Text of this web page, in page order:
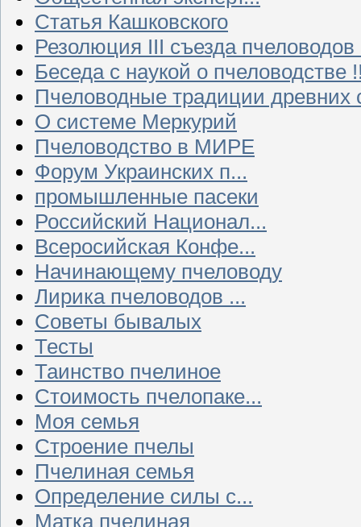
Статья Кашковского
Резолюция III съезда
Беседа с наукой о пчеловодстве
Пчеловодные традиции древних
О системе Меркурий
Пчеловодство в МИРЕ
Форум Украинских п...
промышленные пасеки
Российский Национал...
Всеросийская Конфе...
Начинающему пчеловоду
Лирика пчеловодов ...
Советы бывалых
Тесты
Таинство пчелиное
Стоимость пчелопаке...
Моя семья
Строение пчелы
Пчелиная семья
Определение силы с...
Матка пчелиная